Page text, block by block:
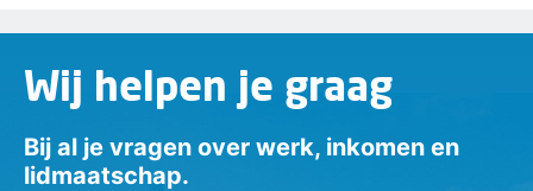
Wij helpen je graag
Bij al je vragen over werk, inkomen en
lidmaatschap.